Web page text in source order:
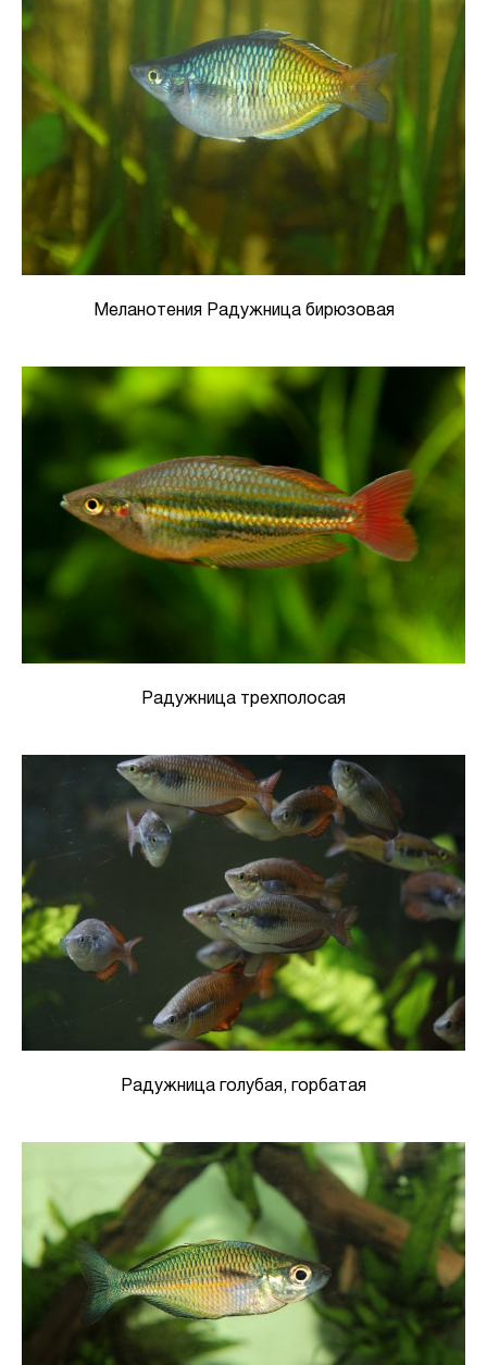
Меланотения Радужница бирюзовая
Радужница трехполосая
Радужница голубая, горбатая